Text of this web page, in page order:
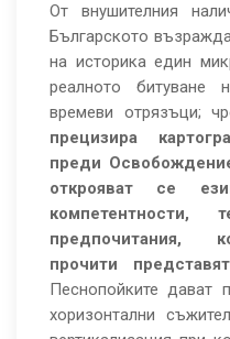
От внушителния
Българското
на историка един
реалното битуване
времеви отрязъци;
прецизира
преди
открояват се
компетентности,
предпочитания,
прочити
Песнопойките дават
хоризонтални